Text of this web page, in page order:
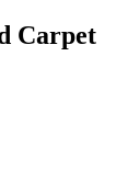
Carpet